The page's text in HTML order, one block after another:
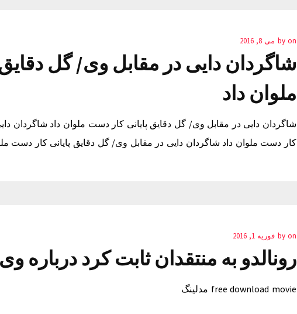
by on می 8, 2016
شاگردان دایی در مقابل وی/ گل
ملوان داد
شاگردان دایی در مقابل وی/ گل دقایق پایانی کار دست ملوان داد شاگردان
کار دست ملوان داد شاگردان دایی در مقابل وی/ گل دقایق پایانی کار دست
by on فوریه 1, 2016
رونالدو به منتقدان ثابت کرد درباره
free download movie مدلینگ